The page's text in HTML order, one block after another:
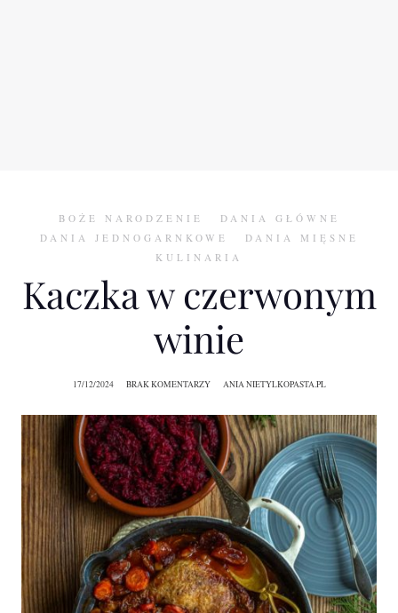
BOŻE NARODZENIE
DANIA GŁÓWNE
DANIA JEDNOGARNKOWE
DANIA MIĘSNE
KULINARIA
Kaczka w czerwonym
winie
17/12/2024 BRAK KOMENTARZY ANIA NIETYLKOPASTA.PL